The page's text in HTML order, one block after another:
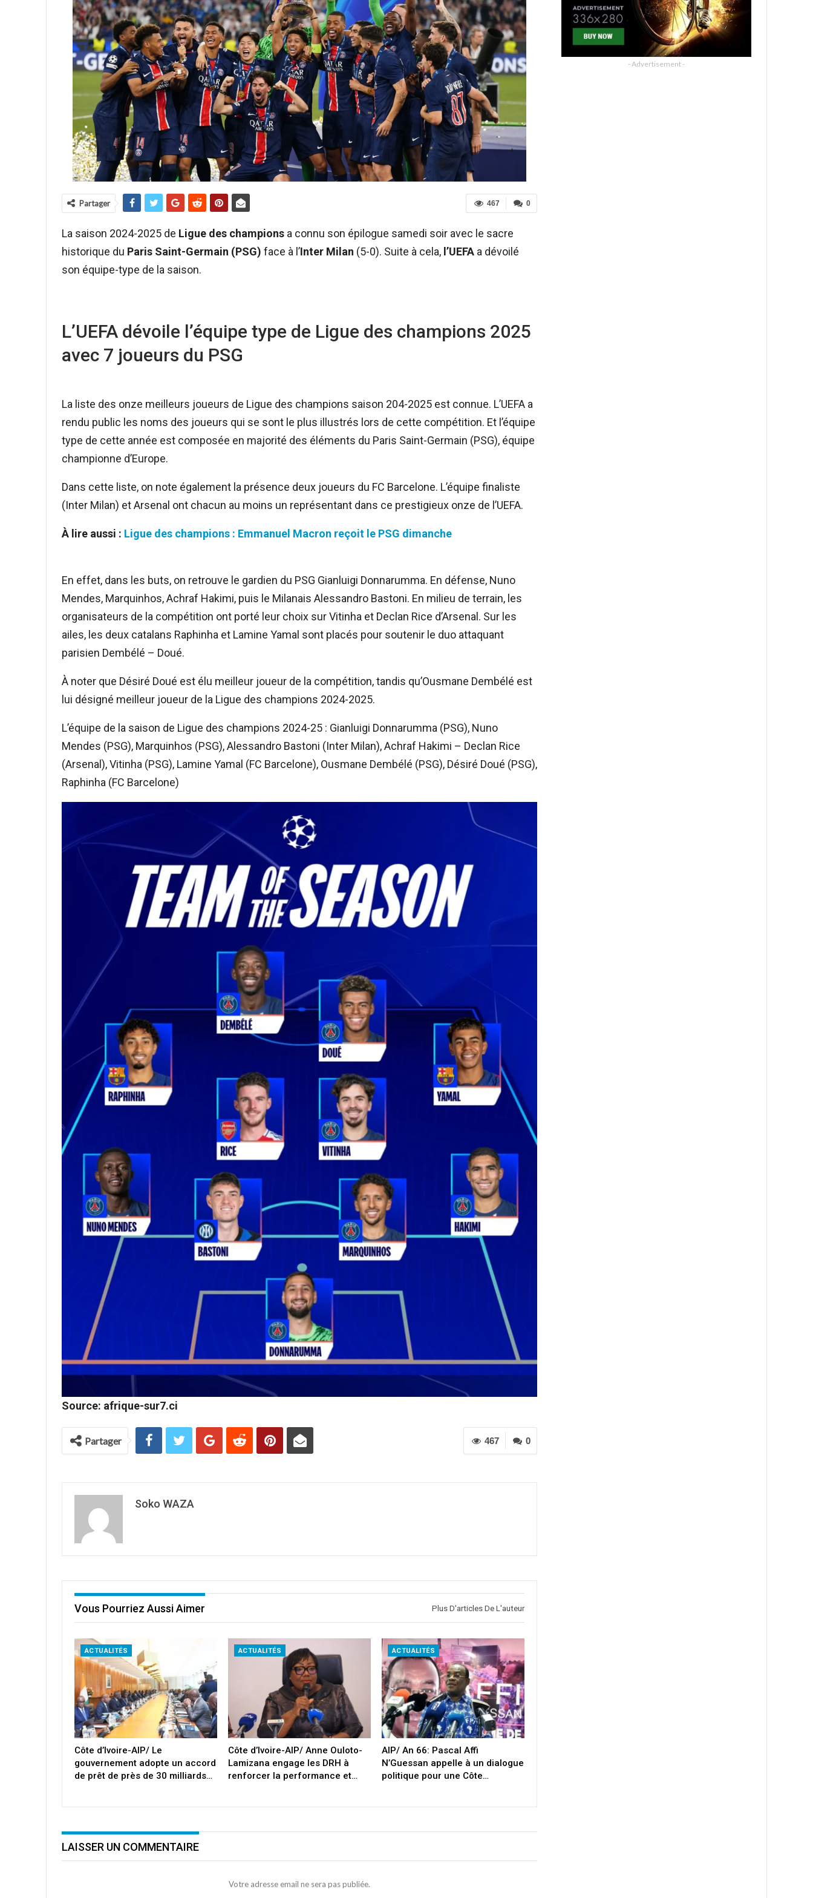
0
467
Partager
La saison 2024-2025 de Ligue des champions a connu son épilogue samedi soir avec le sacre
historique du Paris Saint-Germain (PSG) face à l’Inter Milan (5-0). Suite à cela, l’UEFA a dévoilé
son équipe-type de la saison.
L’UEFA dévoile l’équipe type de Ligue des champions 2025
avec 7 joueurs du PSG
La liste des onze meilleurs joueurs de Ligue des champions saison 204-2025 est connue. L’UEFA a
rendu public les noms des joueurs qui se sont le plus illustrés lors de cette compétition. Et l’équipe
type de cette année est composée en majorité des éléments du Paris Saint-Germain (PSG), équipe
championne d’Europe.
Dans cette liste, on note également la présence deux joueurs du FC Barcelone. L’équipe finaliste
(Inter Milan) et Arsenal ont chacun au moins un représentant dans ce prestigieux onze de l’UEFA.
À lire aussi : Ligue des champions : Emmanuel Macron reçoit le PSG dimanche
En effet, dans les buts, on retrouve le gardien du PSG Gianluigi Donnarumma. En défense, Nuno
Mendes, Marquinhos, Achraf Hakimi, puis le Milanais Alessandro Bastoni. En milieu de terrain, les
organisateurs de la compétition ont porté leur choix sur Vitinha et Declan Rice d’Arsenal. Sur les
ailes, les deux catalans Raphinha et Lamine Yamal sont placés pour soutenir le duo attaquant
parisien Dembélé – Doué.
À noter que Désiré Doué est élu meilleur joueur de la compétition, tandis qu’Ousmane Dembélé est
lui désigné meilleur joueur de la Ligue des champions 2024-2025.
L’équipe de la saison de Ligue des champions 2024-25 : Gianluigi Donnarumma (PSG), Nuno
Mendes (PSG), Marquinhos (PSG), Alessandro Bastoni (Inter Milan), Achraf Hakimi – Declan Rice
(Arsenal), Vitinha (PSG), Lamine Yamal (FC Barcelone), Ousmane Dembélé (PSG), Désiré Doué (PSG),
Raphinha (FC Barcelone)
Source: afrique-sur7.ci
0
467
Partager
Soko WAZA
Vous Pourriez Aussi Aimer Plus D'articles De L'auteur
ACTUALITÉS
Côte d’Ivoire-AIP/ Le
gouvernement adopte un accord
de prêt de près de 30 milliards…
ACTUALITÉS
Côte d’Ivoire-AIP/ Anne Ouloto-
Lamizana engage les DRH à
renforcer la performance et…
ACTUALITÉS
AIP/ An 66: Pascal Affi
N’Guessan appelle à un dialogue
politique pour une Côte…
LAISSER UN COMMENTAIRE
Votre adresse email ne sera pas publiée.
- Advertisement -